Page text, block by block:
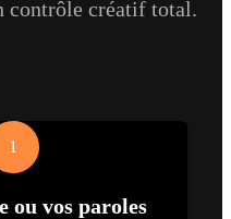
contrôle créatif total.
1
ou vos paroles